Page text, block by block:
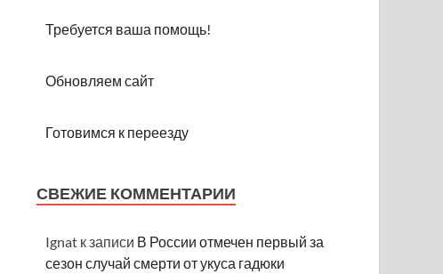
Требуется ваша помощь!
Обновляем сайт
Готовимся к переезду
СВЕЖИЕ КОММЕНТАРИИ
Ignat к записи В России отмечен первый за
сезон случай смерти от укуса гадюки